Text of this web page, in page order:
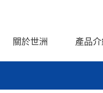
關於世洲
公司部門
產品
CM-MTE 系列 積木式